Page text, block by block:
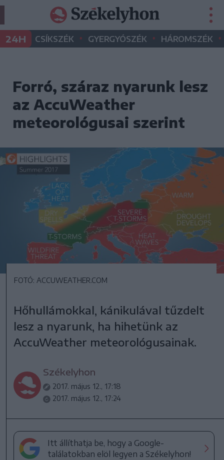
24H CSÍKSZÉK • GYERGYÓSZÉK • HÁROMSZÉK •
Forró, száraz nyarunk lesz
az AccuWeather
meteorológusai szerint
FOTÓ: ACCUWEATHER.COM
Hőhullámokkal, kánikulával tűzdelt
lesz a nyarunk, ha hihetünk az
AccuWeather meteorológusainak.
Székelyhon
2017. május 12., 17:18
2017. május 12., 17:24
Itt állíthatja be, hogy a Google-
találatokban elöl legyen a Székelyhon!